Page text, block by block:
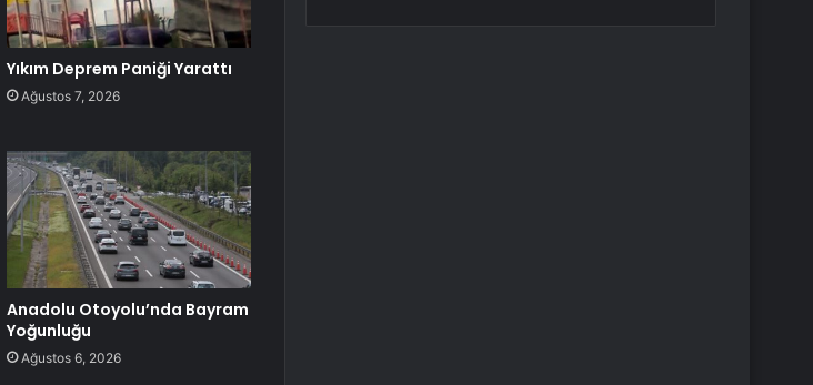
Yıkım Deprem Paniği Yarattı
Ağustos 7, 2026
Anadolu Otoyolu’nda Bayram
Yoğunluğu
Ağustos 6, 2026